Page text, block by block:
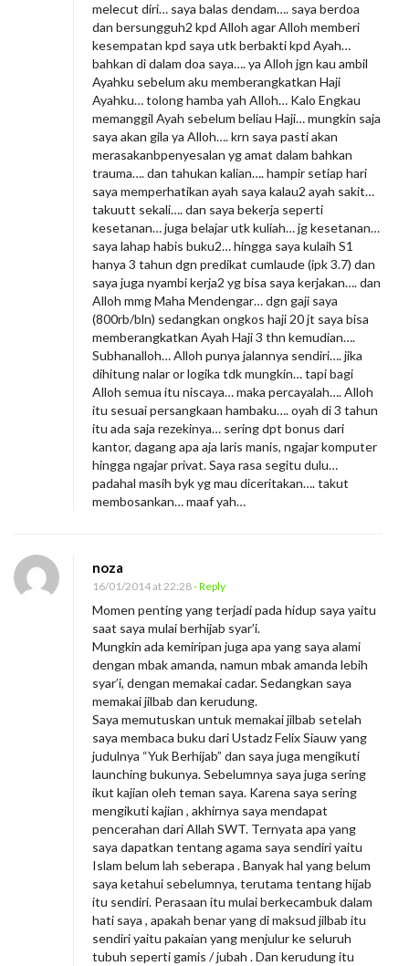
melecut diri… saya balas dendam…. saya berdoa
dan bersungguh2 kpd Alloh agar Alloh memberi
kesempatan kpd saya utk berbakti kpd Ayah…
bahkan di dalam doa saya…. ya Alloh jgn kau ambil
Ayahku sebelum aku memberangkatkan Haji
Ayahku… tolong hamba yah Alloh… Kalo Engkau
memanggil Ayah sebelum beliau Haji… mungkin saja
saya akan gila ya Alloh…. krn saya pasti akan
merasakanbpenyesalan yg amat dalam bahkan
trauma…. dan tahukan kalian…. hampir setiap hari
saya memperhatikan ayah saya kalau2 ayah sakit…
takuutt sekali…. dan saya bekerja seperti
kesetanan… juga belajar utk kuliah… jg kesetanan…
saya lahap habis buku2… hingga saya kulaih S1
hanya 3 tahun dgn predikat cumlaude (ipk 3.7) dan
saya juga nyambi kerja2 yg bisa saya kerjakan…. dan
Alloh mmg Maha Mendengar… dgn gaji saya
(800rb/bln) sedangkan ongkos haji 20 jt saya bisa
memberangkatkan Ayah Haji 3 thn kemudian….
Subhanalloh… Alloh punya jalannya sendiri…. jika
dihitung nalar or logika tdk mungkin… tapi bagi
Alloh semua itu niscaya… maka percayalah…. Alloh
itu sesuai persangkaan hambaku…. oyah di 3 tahun
itu ada saja rezekinya… sering dpt bonus dari
kantor, dagang apa aja laris manis, ngajar komputer
hingga ngajar privat. Saya rasa segitu dulu…
padahal masih byk yg mau diceritakan…. takut
membosankan… maaf yah…
noza
16/01/2014 at 22:28- Reply
Momen penting yang terjadi pada hidup saya yaitu
saat saya mulai berhijab syar’i.
Mungkin ada kemiripan juga apa yang saya alami
dengan mbak amanda, namun mbak amanda lebih
syar’i, dengan memakai cadar. Sedangkan saya
memakai jilbab dan kerudung.
Saya memutuskan untuk memakai jilbab setelah
saya membaca buku dari Ustadz Felix Siauw yang
judulnya “Yuk Berhijab” dan saya juga mengikuti
launching bukunya. Sebelumnya saya juga sering
ikut kajian oleh teman saya. Karena saya sering
mengikuti kajian , akhirnya saya mendapat
pencerahan dari Allah SWT. Ternyata apa yang
saya dapatkan tentang agama saya sendiri yaitu
Islam belum lah seberapa . Banyak hal yang belum
saya ketahui sebelumnya, terutama tentang hijab
itu sendiri. Perasaan itu mulai berkecambuk dalam
hati saya , apakah benar yang di maksud jilbab itu
sendiri yaitu pakaian yang menjulur ke seluruh
tubuh seperti gamis / jubah . Dan kerudung itu